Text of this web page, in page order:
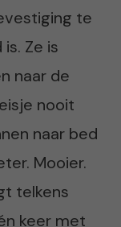
te
Ze is
naar de
nooit
naar bed
Mooier.
telkens
keer met